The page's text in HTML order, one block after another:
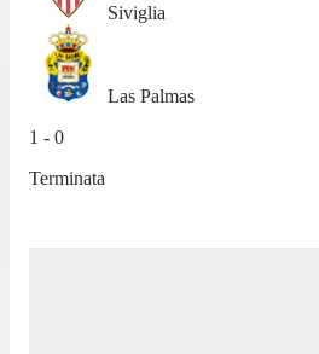
Siviglia
Las Palmas
1 - 0
Terminata